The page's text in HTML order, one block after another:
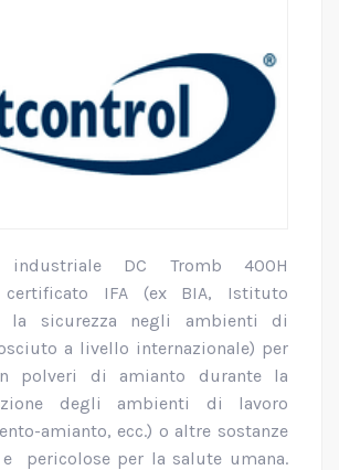
industriale DC Tromb 400H
certificato IFA (ex BIA, Istituto
la sicurezza negli ambienti di
a livello internazionale) per
polveri di amianto durante la
degli ambienti di lavoro
amianto, ecc.) o altre sostanze
e pericolose per la salute umana.